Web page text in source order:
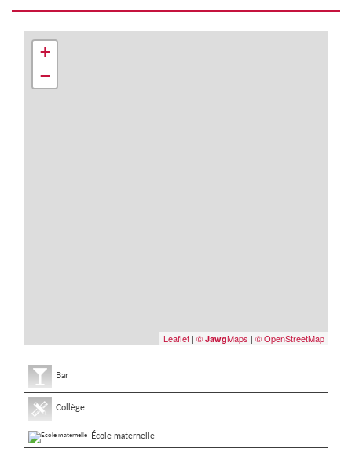
+
−
Leaflet | © JawgMaps | © OpenStreetMap
Bar
Collège
École maternelle